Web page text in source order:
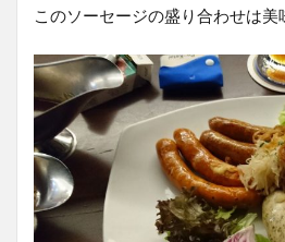
このソーセージの盛り合わせは美